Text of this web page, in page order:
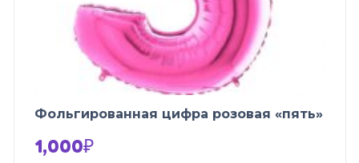
Фольгированная цифра розовая «пять»
1,000₽